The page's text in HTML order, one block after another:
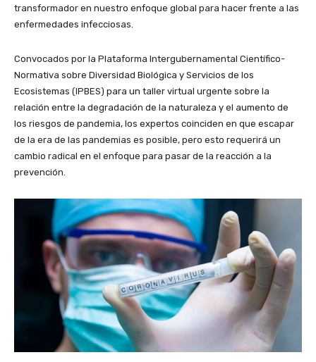
transformador en nuestro enfoque global para hacer frente a las
enfermedades infecciosas.
Convocados por la Plataforma Intergubernamental Científico-
Normativa sobre Diversidad Biológica y Servicios de los
Ecosistemas (IPBES) para un taller virtual urgente sobre la
relación entre la degradación de la naturaleza y el aumento de
los riesgos de pandemia, los expertos coinciden en que escapar
de la era de las pandemias es posible, pero esto requerirá un
cambio radical en el enfoque para pasar de la reacción a la
prevención.